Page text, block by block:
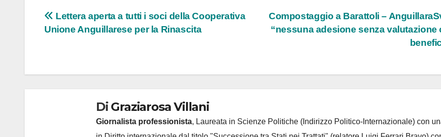
Navigazione
articoli
Compostaggio a Barattoli –
“nessuna adesione senza valutazione
Lettera aperta a tutti i soci della Cooperativa
Unione Anguillarese per la Rinascita
Di Graziarosa Villani
Giornalista professionista, Laureata in Scienze Politiche (Indirizzo Politico-Internazionale) con